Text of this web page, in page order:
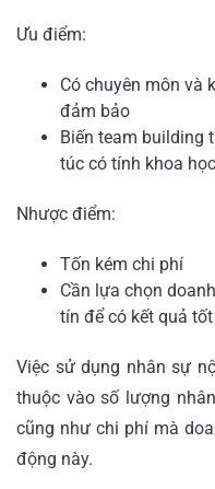
Ưu điểm:
Có chuyên môn và
đảm bảo
Biến team building
túc có tính khoa học
Nhược điểm:
Tốn kém chi phí
Cần lựa chọn
tín để có kết quả
Việc sử dụng nhân sự
thuộc vào số lượng
cũng như chi phí mà
động này.